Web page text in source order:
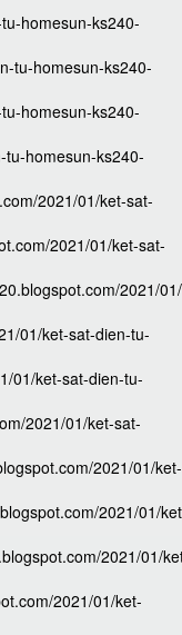
homesun-ks240-
tu-homesun-ks240-
homesun-ks240-
tu-homesun-ks240-
2021/01/ket-sat-
2021/01/ket-sat-
2021/
01/ket-sat-dien-tu-
01/ket-sat-dien-tu-
2021/01/ket-sat-
2021/01/ket-
2021/01/
2021/01/
2021/01/ket-